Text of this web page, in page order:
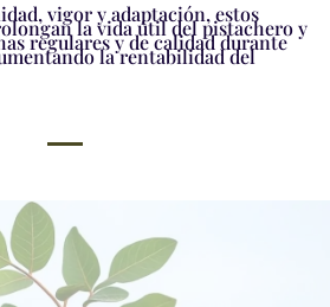
vigor y adaptación, estos
la vida útil del pistachero y
regulares y de calidad durante
la rentabilidad del